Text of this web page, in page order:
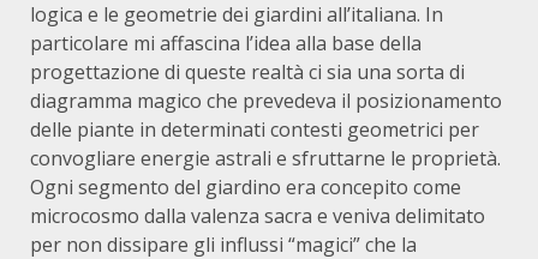
logica e le geometrie dei giardini all’italiana. In
particolare mi affascina l’idea alla base della
progettazione di queste realtà ci sia una sorta di
diagramma magico che prevedeva il posizionamento
delle piante in determinati contesti geometrici per
convogliare energie astrali e sfruttarne le proprietà.
Ogni segmento del giardino era concepito come
microcosmo dalla valenza sacra e veniva delimitato
per non dissipare gli influssi “magici” che la